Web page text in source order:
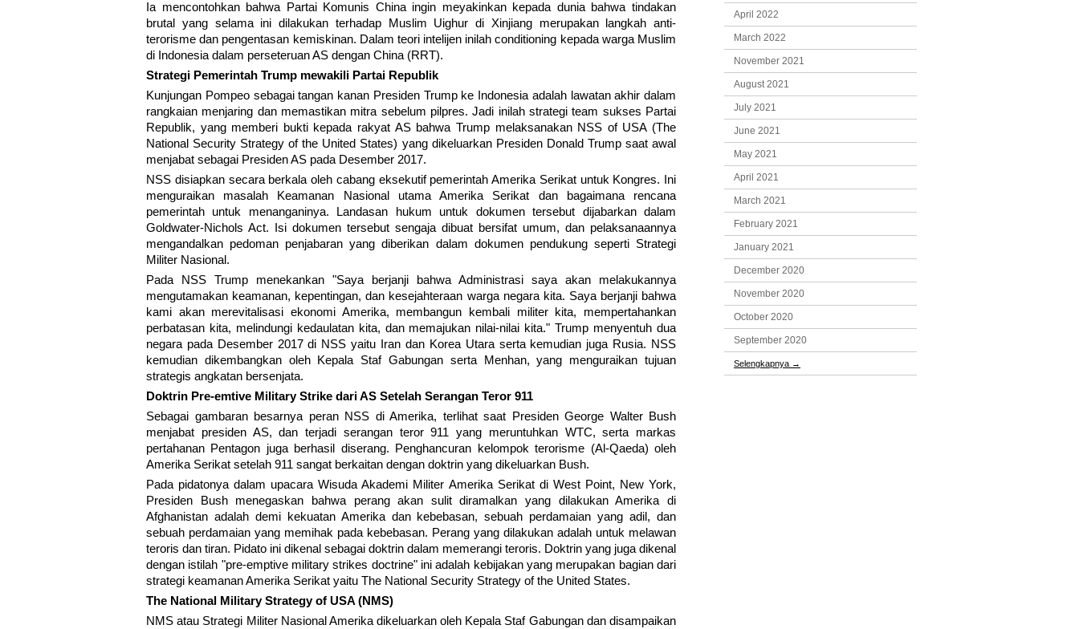
Ia mencontohkan bahwa Partai Komunis China ingin meyakinkan kepada dunia bahwa tindakan
brutal yang selama ini dilakukan terhadap Muslim Uighur di Xinjiang merupakan langkah anti-
terorisme dan pengentasan kemiskinan. Dalam teori intelijen inilah conditioning kepada warga Muslim
di Indonesia dalam perseteruan AS dengan China (RRT).
Strategi Pemerintah Trump mewakili Partai Republik
Kunjungan Pompeo sebagai tangan kanan Presiden Trump ke Indonesia adalah lawatan akhir dalam
rangkaian menjaring dan memastikan mitra sebelum pilpres. Jadi inilah strategi team sukses Partai
Republik, yang memberi bukti kepada rakyat AS bahwa Trump melaksanakan NSS of USA (The
National Security Strategy of the United States) yang dikeluarkan Presiden Donald Trump saat awal
menjabat sebagai Presiden AS pada Desember 2017.
NSS disiapkan secara berkala oleh cabang eksekutif pemerintah Amerika Serikat untuk Kongres. Ini
menguraikan masalah Keamanan Nasional utama Amerika Serikat dan bagaimana rencana
pemerintah untuk menanganinya. Landasan hukum untuk dokumen tersebut dijabarkan dalam
Goldwater-Nichols Act. Isi dokumen tersebut sengaja dibuat bersifat umum, dan pelaksanaannya
mengandalkan pedoman penjabaran yang diberikan dalam dokumen pendukung seperti Strategi
Militer Nasional.
Pada NSS Trump menekankan "Saya berjanji bahwa Administrasi saya akan melakukannya
mengutamakan keamanan, kepentingan, dan kesejahteraan warga negara kita. Saya berjanji bahwa
kami akan merevitalisasi ekonomi Amerika, membangun kembali militer kita, mempertahankan
perbatasan kita, melindungi kedaulatan kita, dan memajukan nilai-nilai kita." Trump menyentuh dua
negara pada Desember 2017 di NSS yaitu Iran dan Korea Utara serta kemudian juga Rusia. NSS
kemudian dikembangkan oleh Kepala Staf Gabungan serta Menhan, yang menguraikan tujuan
strategis angkatan bersenjata.
Doktrin Pre-emtive Military Strike dari AS Setelah Serangan Teror 911
Sebagai gambaran besarnya peran NSS di Amerika, terlihat saat Presiden George Walter Bush
menjabat presiden AS, dan terjadi serangan teror 911 yang meruntuhkan WTC, serta markas
pertahanan Pentagon juga berhasil diserang. Penghancuran kelompok terorisme (Al-Qaeda) oleh
Amerika Serikat setelah 911 sangat berkaitan dengan doktrin yang dikeluarkan Bush.
Pada pidatonya dalam upacara Wisuda Akademi Militer Amerika Serikat di West Point, New York,
Presiden Bush menegaskan bahwa perang akan sulit diramalkan yang dilakukan Amerika di
Afghanistan adalah demi kekuatan Amerika dan kebebasan, sebuah perdamaian yang adil, dan
sebuah perdamaian yang memihak pada kebebasan. Perang yang dilakukan adalah untuk melawan
teroris dan tiran. Pidato ini dikenal sebagai doktrin dalam memerangi teroris. Doktrin yang juga dikenal
dengan istilah "pre-emptive military strikes doctrine" ini adalah kebijakan yang merupakan bagian dari
strategi keamanan Amerika Serikat yaitu The National Security Strategy of the United States.
The National Military Strategy of USA (NMS)
NMS atau Strategi Militer Nasional Amerika dikeluarkan oleh Kepala Staf Gabungan dan disampaikan
April 2022
March 2022
November 2021
August 2021
July 2021
June 2021
May 2021
April 2021
March 2021
February 2021
January 2021
December 2020
November 2020
October 2020
September 2020
Selengkapnya →